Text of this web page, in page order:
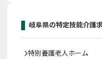
岐阜県の特定技能介護
特別養護老人ホーム